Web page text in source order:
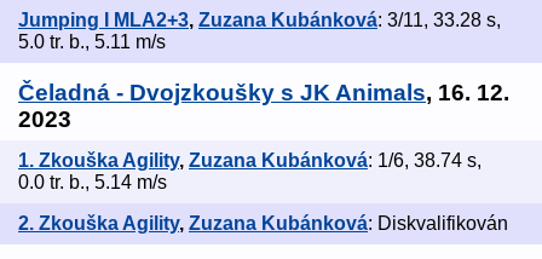
Jumping I MLA2+3, Zuzana Kubánková: 3/11, 33.28 s,
5.0 tr. b., 5.11 m/s
Čeladná - Dvojzkoušky s JK Animals, 16. 12.
2023
1. Zkouška Agility, Zuzana Kubánková: 1/6, 38.74 s,
0.0 tr. b., 5.14 m/s
2. Zkouška Agility, Zuzana Kubánková: Diskvalifikován